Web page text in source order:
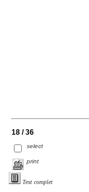
18 / 36
select
print
Text complet